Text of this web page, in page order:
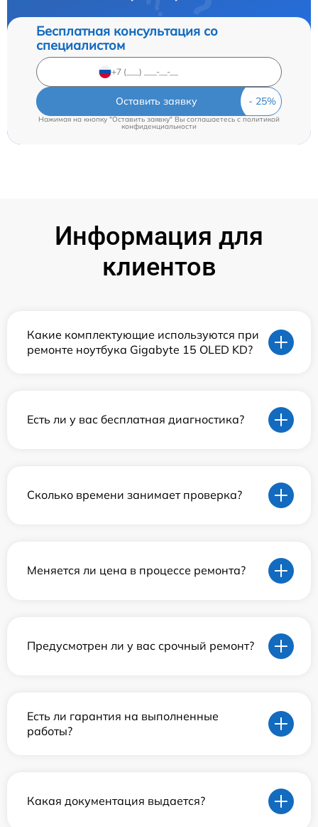
Бесплатная консультация со
специалистом
Оставить заявку
Нажимая на кнопку "Оставить заявку" Вы соглашаетесь cполитикой
конфиденциальности
Информация для
клиентов
Какие комплектующие используются при
ремонте ноутбука Gigabyte 15 OLED KD?
Есть ли у вас бесплатная диагностика?
Сколько времени занимает проверка?
Меняется ли цена в процессе ремонта?
Предусмотрен ли у вас срочный ремонт?
Есть ли гарантия на выполненные
работы?
Какая документация выдается?